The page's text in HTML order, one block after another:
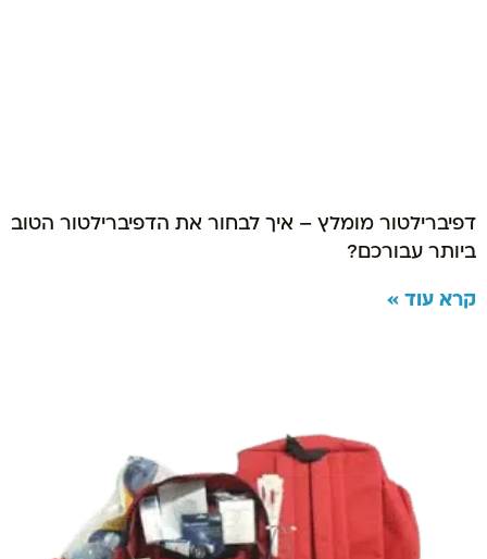
דפיברילטור מומלץ – איך לבחור את הדפיברילטור הטוב
ביותר עבורכם?
קרא עוד »